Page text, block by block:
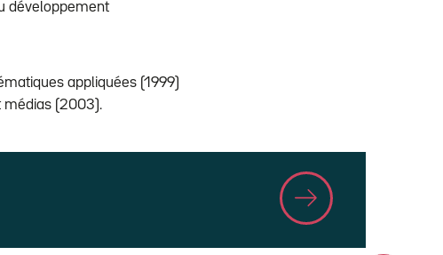
développement
appliquées (1999)
médias (2003).